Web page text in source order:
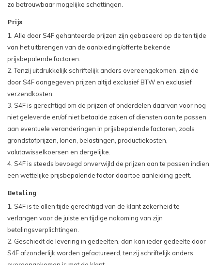
zo betrouwbaar mogelijke schattingen.
Prijs
1. Alle door S4F gehanteerde prijzen zijn gebaseerd op de ten tijde
van het uitbrengen van de aanbieding/offerte bekende
prijsbepalende factoren.
2. Tenzij uitdrukkelijk schriftelijk anders overeengekomen, zijn de
door S4F aangegeven prijzen altijd exclusief BTW en exclusief
verzendkosten.
3. S4F is gerechtigd om de prijzen of onderdelen daarvan voor nog
niet geleverde en/of niet betaalde zaken of diensten aan te passen
aan eventuele veranderingen in prijsbepalende factoren, zoals
grondstofprijzen, lonen, belastingen, productiekosten,
valutawisselkoersen en dergelijke.
4. S4F is steeds bevoegd onverwijld de prijzen aan te passen indien
een wettelijke prijsbepalende factor daartoe aanleiding geeft.
Betaling
1. S4F is te allen tijde gerechtigd van de klant zekerheid te
verlangen voor de juiste en tijdige nakoming van zijn
betalingsverplichtingen.
2. Geschiedt de levering in gedeelten, dan kan ieder gedeelte door
S4F afzonderlijk worden gefactureerd, tenzij schriftelijk anders